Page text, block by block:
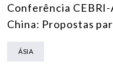
Conferência
China: Propostas
ÁSIA